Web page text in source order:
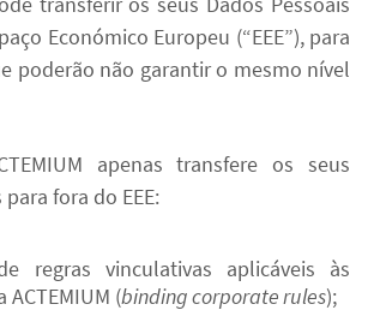
Económico Europeu (“EEE”), para
poderão não garantir o mesmo nível
apenas transfere os seus
fora do EEE:
regras vinculativas aplicáveis às
(binding corporate rules);